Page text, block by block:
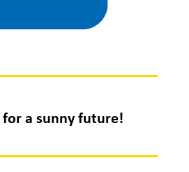
for a sunny future!